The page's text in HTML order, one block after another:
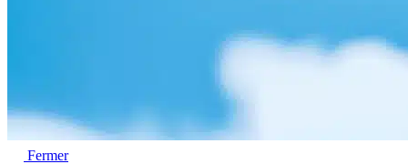
Fermer